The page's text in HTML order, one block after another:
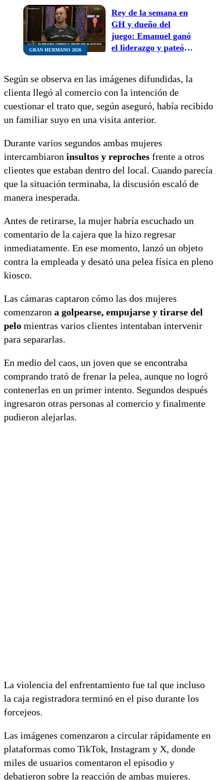
sótano inundado”
GRAN HERMANO 2026
Rey de la semana en
GH y dueño del
juego: Emanuel ganó
el liderazgo y pateó el
Según se observa en las imágenes difundidas, la
clienta llegó al comercio con la intención de
cuestionar el trato que, según aseguró, había recibido
un familiar suyo en una visita anterior.
Durante varios segundos ambas mujeres
intercambiaron insultos y reproches frente a otros
clientes que estaban dentro del local. Cuando parecía
que la situación terminaba, la discusión escaló de
manera inesperada.
Antes de retirarse, la mujer habría escuchado un
comentario de la cajera que la hizo regresar
inmediatamente. En ese momento, lanzó un objeto
contra la empleada y desató una pelea física en pleno
kiosco.
Las cámaras captaron cómo las dos mujeres
comenzaron a golpearse, empujarse y tirarse del
pelo mientras varios clientes intentaban intervenir
para separarlas.
En medio del caos, un joven que se encontraba
comprando trató de frenar la pelea, aunque no logró
contenerlas en un primer intento. Segundos después
ingresaron otras personas al comercio y finalmente
pudieron alejarlas.
La violencia del enfrentamiento fue tal que incluso
la caja registradora terminó en el piso durante los
forcejeos.
Las imágenes comenzaron a circular rápidamente en
plataformas como TikTok, Instagram y X, donde
miles de usuarios comentaron el episodio y
debatieron sobre la reacción de ambas mujeres.